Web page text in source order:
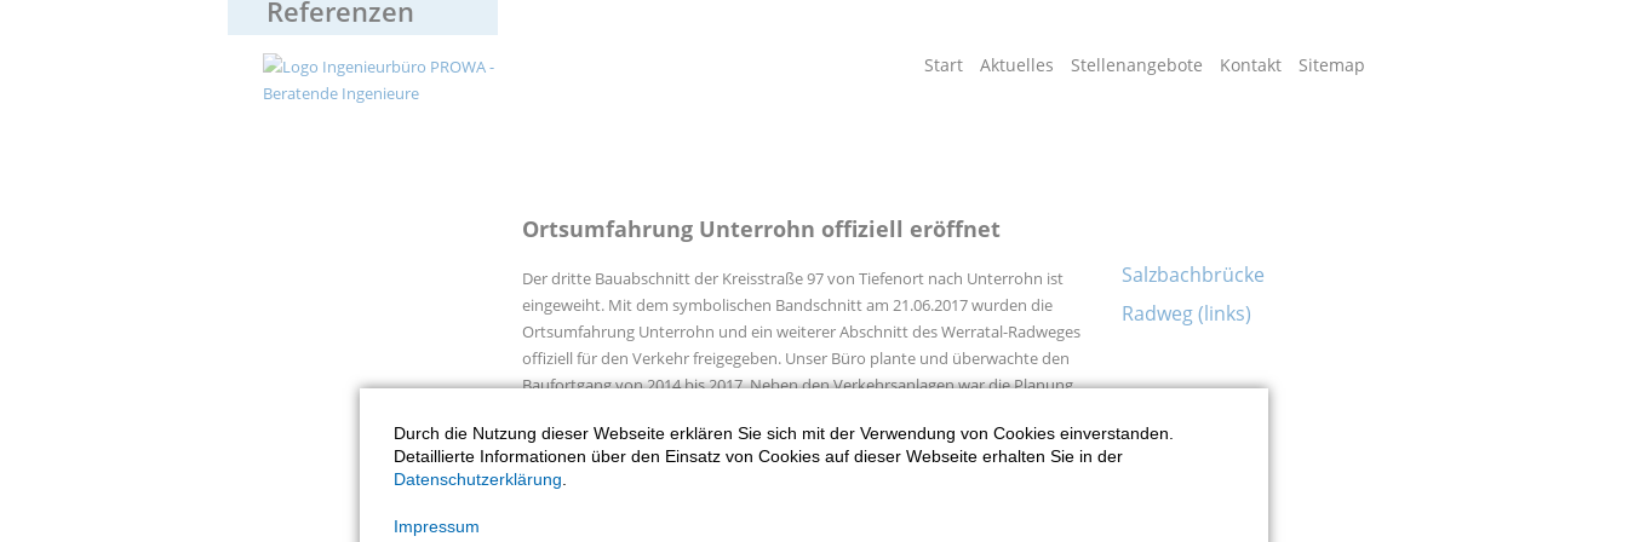
Navigation
Start Aktuelles Stellenangebote Kontakt Sitemap
Ortsumfahrung Unterrohn offiziell eröffnet
Der dritte Bauabschnitt der Kreisstraße 97 von Tiefenort nach Unterrohn ist
eingeweiht. Mit dem symbolischen Bandschnitt am 21.06.2017 wurden die
Ortsumfahrung Unterrohn und ein weiterer Abschnitt des Werratal-Radweges
offiziell für den Verkehr freigegeben. Unser Büro plante und überwachte den
Baufortgang von 2014 bis 2017. Neben den Verkehrsanlagen war die Planung
die Verkehrsanlagen führen, die neue Salzbachbrücke, zwei Flutbauwerke und
ein Amphibiendurchlass sind entstanden. Weiterhin wurde eine Pumpstation
der Agrargenossenschaft Krayenburg Tiefenort ersetzt.
Salzbachbrücke
Radweg (links)
Referenzen
Durch die Nutzung dieser Webseite erklären Sie sich mit der Verwendung von Cookies einverstanden.
Detaillierte Informationen über den Einsatz von Cookies auf dieser Webseite erhalten Sie in der
Datenschutzerklärung.
Impressum